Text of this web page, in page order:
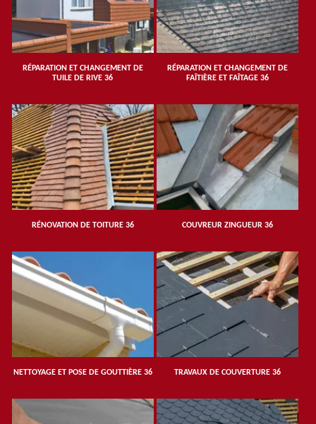
RÉPARATION ET CHANGEMENT DE
TUILE DE RIVE 36
RÉPARATION ET CHANGEMENT DE
FAÎTIÈRE ET FAÎTAGE 36
RÉNOVATION DE TOITURE 36 COUVREUR ZINGUEUR 36
NETTOYAGE ET POSE DE GOUTTIÈRE 36 TRAVAUX DE COUVERTURE 36